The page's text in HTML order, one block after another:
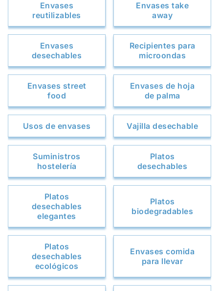
Envases
reutilizables
Envases take
away
Envases
desechables
Recipientes para
microondas
Envases street
food
Envases de hoja
de palma
Usos de envases Vajilla desechable
Suministros
hostelería
Platos
desechables
Platos
desechables
elegantes
Platos
biodegradables
Platos
desechables
ecológicos
Envases comida
para llevar